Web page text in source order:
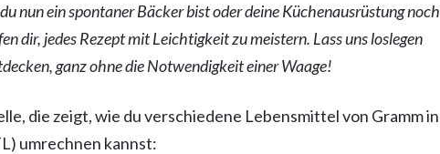
nun ein spontaner Bäcker bist oder deine Küchenausrüstung noch
dir, jedes Rezept mit Leichtigkeit zu meistern. Lass uns loslegen
ganz ohne die Notwendigkeit einer Waage!
die zeigt, wie du verschiedene Lebensmittel von Gramm in
umrechnen kannst: